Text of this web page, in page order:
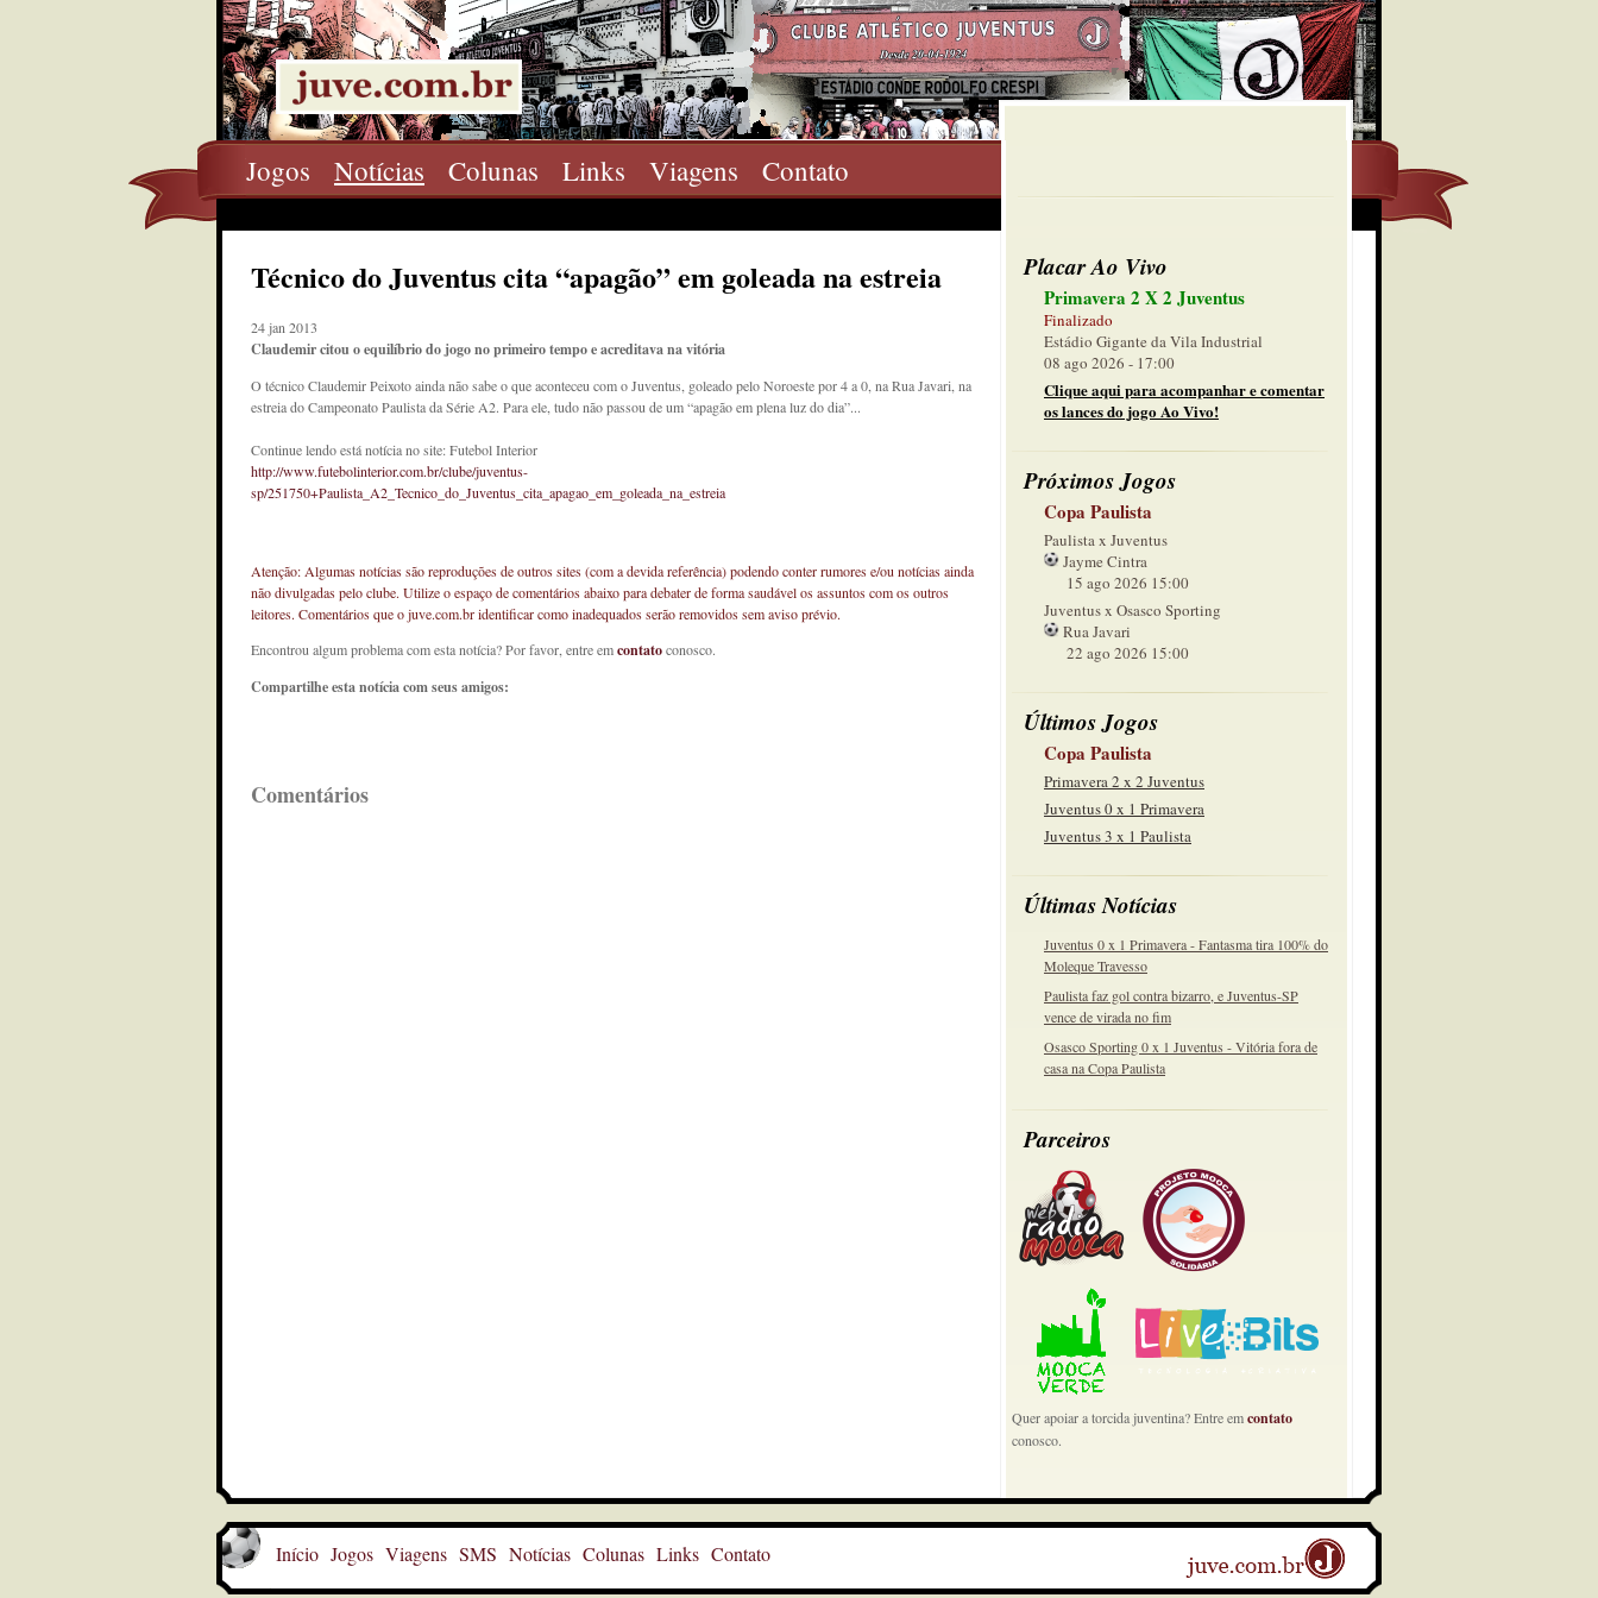
Jogos Notícias Colunas Links Viagens Contato
Placar Ao Vivo
Primavera 2 X 2 Juventus
Finalizado
Estádio Gigante da Vila Industrial
08 ago 2026 - 17:00
Clique aqui para acompanhar e comentar
os lances do jogo Ao Vivo!
Próximos Jogos
Copa Paulista
Paulista x Juventus
Jayme Cintra
15 ago 2026 15:00
Juventus x Osasco Sporting
Rua Javari
22 ago 2026 15:00
Últimos Jogos
Copa Paulista
Primavera 2 x 2 Juventus
Juventus 0 x 1 Primavera
Juventus 3 x 1 Paulista
Últimas Notícias
Juventus 0 x 1 Primavera - Fantasma tira 100% do
Moleque Travesso
Paulista faz gol contra bizarro, e Juventus-SP
vence de virada no fim
Osasco Sporting 0 x 1 Juventus - Vitória fora de
casa na Copa Paulista
Parceiros
Quer apoiar a torcida juventina? Entre emcontato
conosco.
Técnico do Juventus cita “apagão” em goleada na estreia
24 jan 2013
Claudemir citou o equilíbrio do jogo no primeiro tempo e acreditava na vitória
O técnico Claudemir Peixoto ainda não sabe o que aconteceu com o Juventus, goleado pelo Noroeste por 4 a 0, na Rua Javari, na
estreia do Campeonato Paulista da Série A2. Para ele, tudo não passou de um “apagão em plena luz do dia”...
Continue lendo está notícia no site: Futebol Interior
http://www.futebolinterior.com.br/clube/juventus-
sp/251750+Paulista_A2_Tecnico_do_Juventus_cita_apagao_em_goleada_na_estreia
Atenção: Algumas notícias são reproduções de outros sites (com a devida referência) podendo conter rumores e/ou notícias ainda
não divulgadas pelo clube. Utilize o espaço de comentários abaixo para debater de forma saudável os assuntos com os outros
leitores. Comentários que o juve.com.br identificar como inadequados serão removidos sem aviso prévio.
Encontrou algum problema com esta notícia? Por favor, entre emcontatoconosco.
Compartilhe esta notícia com seus amigos:
Comentários
Início Jogos Viagens SMS Notícias Colunas Links Contato